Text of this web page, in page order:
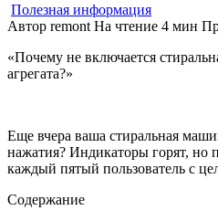
Полезная информация
Автор remont На чтение 4 мин
«Почему не включается
агрегата?»
Еще вчера ваша стиральная
нажатия? Индикаторы горят, но
каждый пятый пользователь с
Содержание